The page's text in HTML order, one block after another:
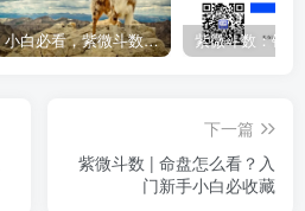
小白必看，紫微斗数入门书籍推荐！
下一篇
紫微斗数 | 命盘怎么看？入
门新手小白必收藏